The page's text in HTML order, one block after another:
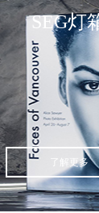
SEG灯
了解更多